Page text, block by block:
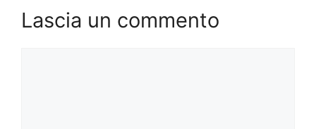
Lascia un commento